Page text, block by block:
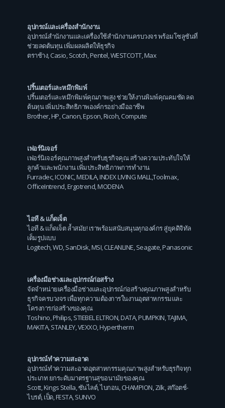
อุปกรณ์และเครื่องสำนักงาน
อุปกรณ์สำนักงานและเครื่องใช้สำนักงานครบวงจร พร้อมโซลูชันที่
ช่วยลดต้นทุน เพิ่มผลผลิตให้ธุรกิจ
ตราช้าง,Casio,Scotch,Pentel,WESTCOTT,Max
ปริ้นเตอร์และหมึกพิมพ์
ปริ้นเตอร์และหมึกพิมพ์คุณภาพสูง ช่วยให้งานพิมพ์คุณคมชัด ลด
ต้นทุน เพิ่มประสิทธิภาพองค์กรอย่างมืออาชีพ
Brother,HP,Canon,Epson,Ricoh,Compute
เฟอร์นิเจอร์
เฟอร์นิเจอร์คุณภาพสูงสำหรับธุรกิจคุณ สร้างความประทับใจให้
ลูกค้าและพนักงาน เพิ่มประสิทธิภาพการทำงาน
Furradec,ICONIC,MEDILA,INDEX LIVING MALL,Toolmax,
OfficeIntrend,Ergotrend,MODENA
ไอที & แก็ดเจ็ต
ไอที & แก็ดเจ็ต ล้ำสมัย! เราพร้อมสนับสนุนทุกองค์กร สู่ยุคดิจิทัล
เต็มรูปแบบ
Logitech,WD,SanDisk,MSI,CLEANLINE,Seagate,Panasonic
เครื่องมือช่างและอุปกรณ์ก่อสร้าง
จัดจำหน่ายเครื่องมือช่างและอุปกรณ์ก่อสร้างคุณภาพสูงสำหรับ
ธุรกิจครบวงจร เพื่อทุกความต้องการในงานอุตสาหกรรมและ
โครงการก่อสร้างของคุณ
Toshino Philips STIEBEL ELTRON DATA, PUMPKIN TAJIMA,
MAKITA, STANLEY, VEXXO Hypertherm
อุปกรณ์ทำความสะอาด
อุปกรณ์ทำความสะอาดอุตสาหกรรมคุณภาพสูงสำหรับธุรกิจทุก
ประเภท ยกระดับมาตรฐานสุขอนามัยของคุณ
Scott,Kings Stella,ซันไลต์,ไบกอน,CHAMPION,Zilk,สก๊อตช์-
ไบรต์,เป็ด,FESTA,SUNVO